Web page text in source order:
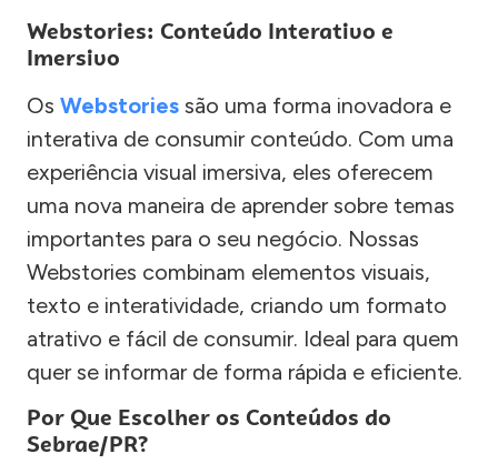
Webstories: Conteúdo Interativo e
Imersivo
Os Webstories são uma forma inovadora e
interativa de consumir conteúdo. Com uma
experiência visual imersiva, eles oferecem
uma nova maneira de aprender sobre temas
importantes para o seu negócio. Nossas
Webstories combinam elementos visuais,
texto e interatividade, criando um formato
atrativo e fácil de consumir. Ideal para quem
quer se informar de forma rápida e eficiente.
Por Que Escolher os Conteúdos do
Sebrae/PR?